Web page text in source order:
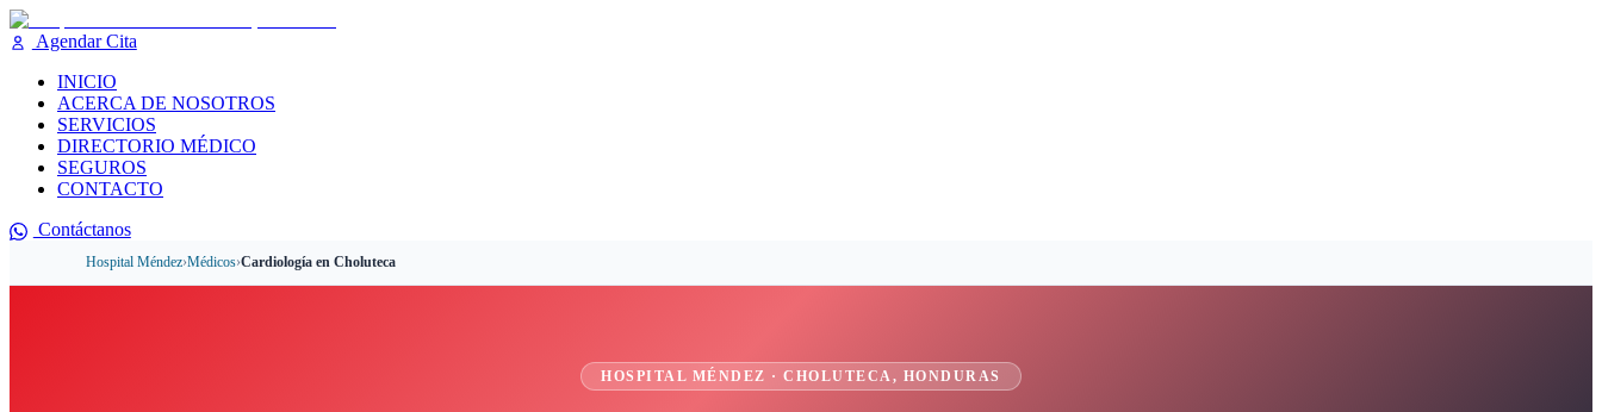
Agendar Cita
INICIO
ACERCA DE NOSOTROS
SERVICIOS
DIRECTORIO MÉDICO
SEGUROS
CONTACTO
Contáctanos
Hospital Méndez›Médicos›Cardiología en Choluteca
HOSPITAL MÉNDEZ ·CHOLUTECA , HONDURAS